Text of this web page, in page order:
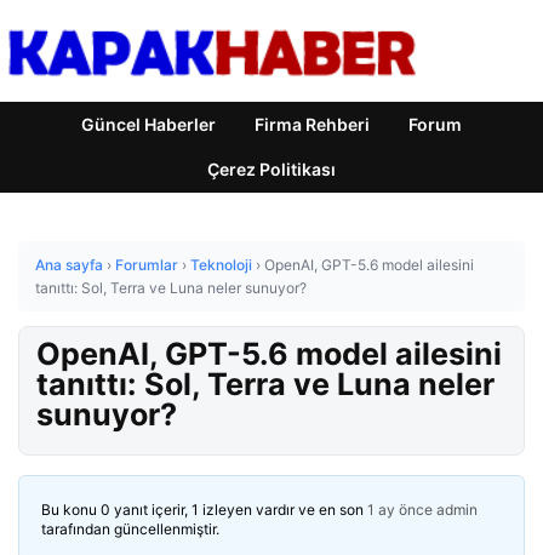
Güncel Haberler Firma Rehberi Forum
Çerez Politikası
Ana sayfa › Forumlar › Teknoloji › OpenAI, GPT-5.6 model ailesini
tanıttı: Sol, Terra ve Luna neler sunuyor?
OpenAI, GPT-5.6 model ailesini
tanıttı: Sol, Terra ve Luna neler
sunuyor?
Bu konu 0 yanıt içerir, 1 izleyen vardır ve en son 1 ay önce admin
tarafından güncellenmiştir.